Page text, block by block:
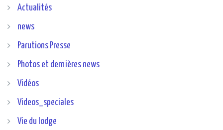
Actualités
news
Parutions Presse
Photos et dernières news
Vidéos
Videos_speciales
Vie du lodge